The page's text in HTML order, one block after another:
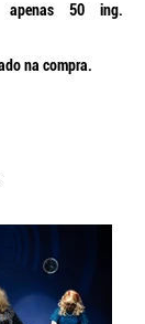
| apenas 50 ing.
na compra.